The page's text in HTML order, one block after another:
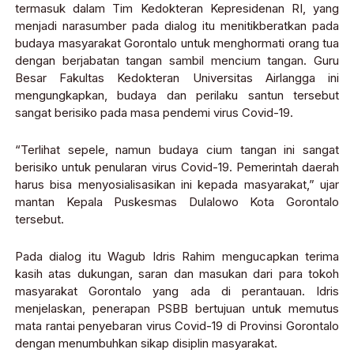
termasuk dalam Tim Kedokteran Kepresidenan RI, yang
menjadi narasumber pada dialog itu menitikberatkan pada
budaya masyarakat Gorontalo untuk menghormati orang tua
dengan berjabatan tangan sambil mencium tangan. Guru
Besar Fakultas Kedokteran Universitas Airlangga ini
mengungkapkan, budaya dan perilaku santun tersebut
sangat berisiko pada masa pendemi virus Covid-19.
“Terlihat sepele, namun budaya cium tangan ini sangat
berisiko untuk penularan virus Covid-19. Pemerintah daerah
harus bisa menyosialisasikan ini kepada masyarakat,” ujar
mantan Kepala Puskesmas Dulalowo Kota Gorontalo
tersebut.
Pada dialog itu Wagub Idris Rahim mengucapkan terima
kasih atas dukungan, saran dan masukan dari para tokoh
masyarakat Gorontalo yang ada di perantauan. Idris
menjelaskan, penerapan PSBB bertujuan untuk memutus
mata rantai penyebaran virus Covid-19 di Provinsi Gorontalo
dengan menumbuhkan sikap disiplin masyarakat.